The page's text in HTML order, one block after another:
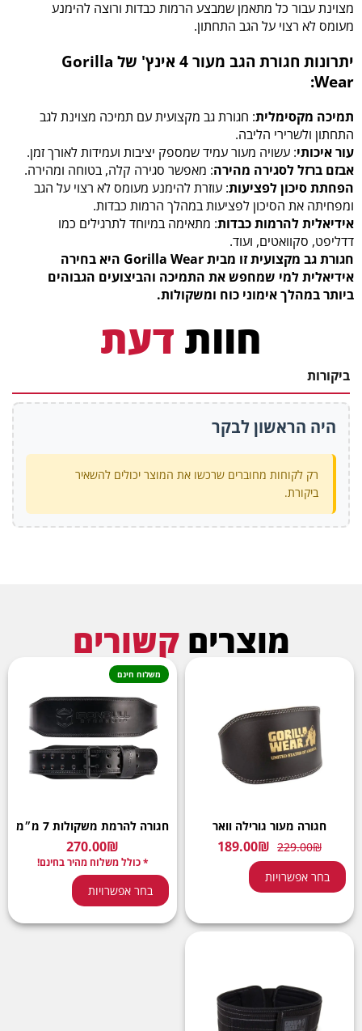
מצוינת עבור כל מתאמן שמבצע הרמות כבדות ורוצה להימנע
מעומס לא רצוי על הגב התחתון.
יתרונות חגורת הגב מעור 4 אינץ' של Gorilla
Wear
:
תמיכה מקסימלית: חגורת גב מקצועית עם תמיכה מצוינת לגב
התחתון ולשרירי הליבה.
עור איכותי: עשויה מעור עמיד שמספק יציבות ועמידות לאורך זמן.
אבזם ברזל לסגירה מהירה: מאפשר סגירה קלה, בטוחה ומהירה.
הפחתת סיכון לפציעות: עוזרת להימנע מעומס לא רצוי על הגב
ומפחיתה את הסיכון לפציעות במהלך הרמות כבדות.
אידיאלית להרמות כבדות: מתאימה במיוחד לתרגילים כמו
דדליפט, סקוואטים, ועוד.
חגורת גב מקצועית זו מבית Gorilla Wear היא בחירה
אידיאלית למי שמחפש את התמיכה והביצועים הגבוהים
ביותר במהלך אימוני כוח ומשקולות.
חוות דעת
ביקורות
היה הראשון לבקר
רק לקוחות מחוברים שרכשו את המוצר יכולים להשאיר
ביקורת.
מוצרים קשורים
חגורה מעור גורילה וואר
229.00₪
189.00₪
בחר אפשרויות
משלוח חינם
חגורה להרמת משקולות 7 מ״מ
270.00₪
* כולל משלוח מהיר בחינם!
בחר אפשרויות